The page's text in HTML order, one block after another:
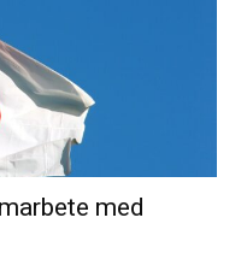
med